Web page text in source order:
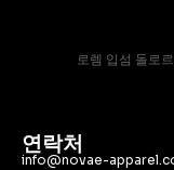
로렘 입섬 돌로
연락처
info@novae-